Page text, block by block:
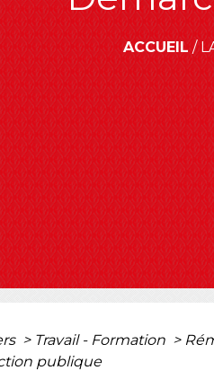
ACCUEIL/
> Travail - Formation >
publique